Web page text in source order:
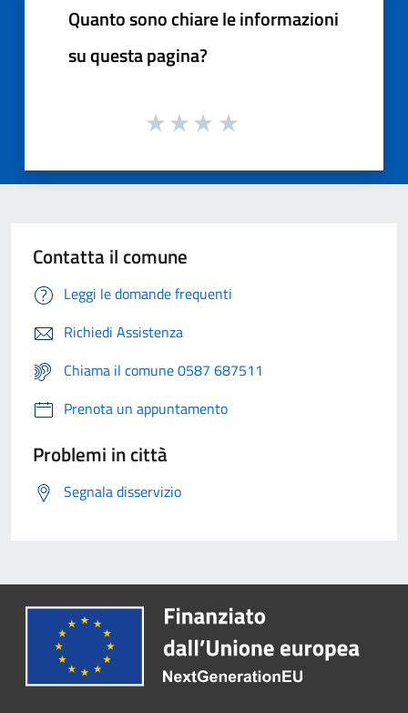
Quanto sono chiare le informazioni
su questa pagina?
Contatta il comune
Leggi le domande frequenti
Richiedi Assistenza
Chiama il comune 0587 687511
Prenota un appuntamento
Problemi in città
Segnala disservizio